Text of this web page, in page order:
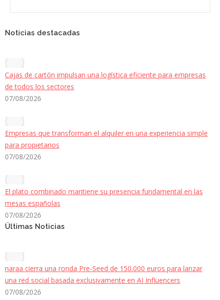
Noticias destacadas
Cajas de cartón impulsan una logística eficiente para empresas
de todos los sectores
07/08/2026
Empresas que transforman el alquiler en una experiencia simple
para propietarios
07/08/2026
El plato combinado mantiene su presencia fundamental en las
mesas españolas
07/08/2026
Últimas Noticias
naraa cierra una ronda Pre-Seed de 150.000 euros para lanzar
una red social basada exclusivamente en AI Influencers
07/08/2026